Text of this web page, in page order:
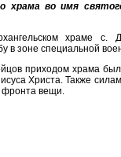
храма во имя
храме с.
в зоне специальной
приходом храма
Христа. Также
вещи.